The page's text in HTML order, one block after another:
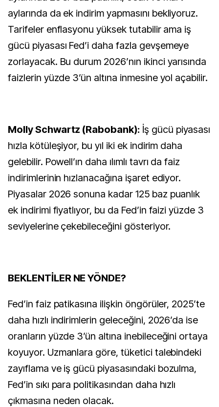
aylarında da ek indirim yapmasını bekliyoruz.
Tarifeler enflasyonu yüksek tutabilir ama iş
gücü piyasası Fed’i daha fazla gevşemeye
zorlayacak. Bu durum 2026’nın ikinci yarısında
faizlerin yüzde 3’ün altına inmesine yol açabilir.
Molly Schwartz (Rabobank): İş gücü piyasası
hızla kötüleşiyor, bu yıl iki ek indirim daha
gelebilir. Powell’ın daha ılımlı tavrı da faiz
indirimlerinin hızlanacağına işaret ediyor.
Piyasalar 2026 sonuna kadar 125 baz puanlık
ek indirimi fiyatlıyor, bu da Fed’in faizi yüzde 3
seviyelerine çekebileceğini gösteriyor.
BEKLENTİLER NE YÖNDE?
Fed’in faiz patikasına ilişkin öngörüler, 2025’te
daha hızlı indirimlerin geleceğini, 2026’da ise
oranların yüzde 3’ün altına inebileceğini ortaya
koyuyor. Uzmanlara göre, tüketici talebindeki
zayıflama ve iş gücü piyasasındaki bozulma,
Fed’in sıkı para politikasından daha hızlı
çıkmasına neden olacak.